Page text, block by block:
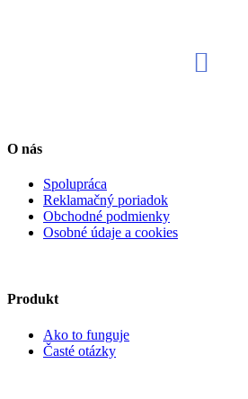
O nás
Spolupráca
Reklamačný poriadok
Obchodné podmienky
Osobné údaje a cookies
Produkt
Ako to funguje
Časté otázky